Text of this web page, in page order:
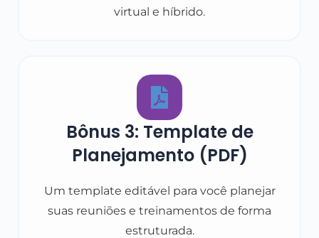
virtual e híbrido.
Bônus 3: Template de
Planejamento (PDF)
Um template editável para você planejar
suas reuniões e treinamentos de forma
estruturada.